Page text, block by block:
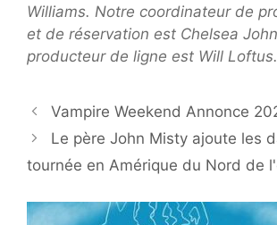
Williams. Notre coordinateur de
et de réservation est Chelsea
producteur de ligne est Will Loftus.
Vampire Weekend Annonce
Le père John Misty ajoute les
tournée en Amérique du Nord de